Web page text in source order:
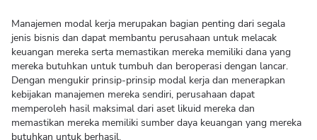
Manajemen modal kerja merupakan bagian penting dari segala
jenis bisnis dan dapat membantu perusahaan untuk melacak
keuangan mereka serta memastikan mereka memiliki dana yang
mereka butuhkan untuk tumbuh dan beroperasi dengan lancar.
Dengan mengukir prinsip-prinsip modal kerja dan menerapkan
kebijakan manajemen mereka sendiri, perusahaan dapat
memperoleh hasil maksimal dari aset likuid mereka dan
memastikan mereka memiliki sumber daya keuangan yang mereka
butuhkan untuk berhasil.